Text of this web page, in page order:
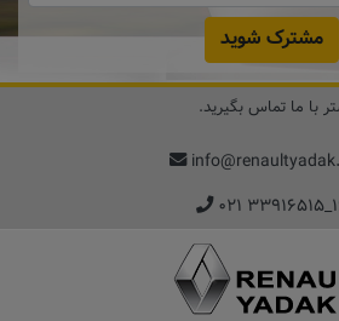
مشترک شوید
با ما تماس بگیرید.
۳۳۹۱۶۵۱۵_۱۶